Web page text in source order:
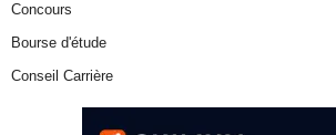
Concours
Bourse d'étude
Conseil Carrière